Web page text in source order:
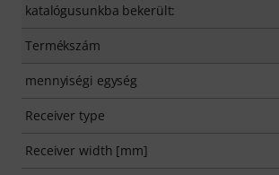
katalógusunkba bekerült:
Termékszám
mennyiségi egység
Receiver type
Receiver width [mm]